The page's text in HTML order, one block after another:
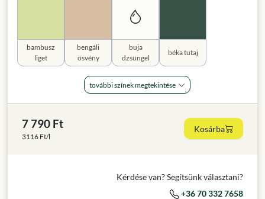
bambusz
liget
bengáli
ösvény
buja
dzsungel
béka tutaj
további színek megtekintése
7 790 Ft
3116 Ft/l
Kosárba
Kérdése van? Segítsünk választani?
+36 70 332 7658